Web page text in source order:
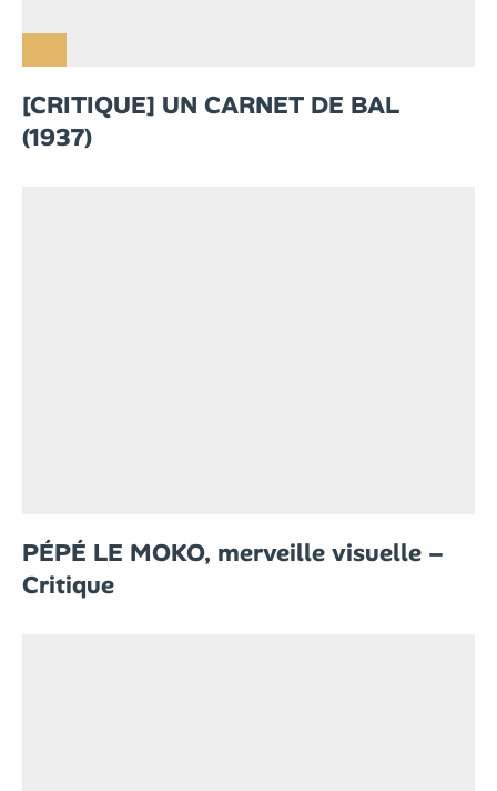
[CRITIQUE] UN CARNET DE BAL
(1937)
PÉPÉ LE MOKO, merveille visuelle –
Critique